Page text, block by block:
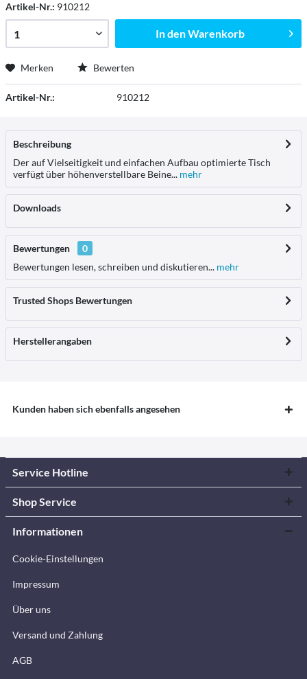
Artikel-Nr.: 910212
In denWarenkorb
Merken Bewerten
Artikel-Nr.: 910212
Beschreibung
Der auf Vielseitigkeit und einfachen Aufbau optimierte Tisch
verfügt über höhenverstellbare Beine... mehr
Downloads
Bewertungen
0
Bewertungen lesen, schreiben und diskutieren... mehr
Trusted Shops Bewertungen
Herstellerangaben
Kunden haben sich ebenfalls angesehen
Service Hotline
Shop Service
Informationen
Cookie-Einstellungen
Impressum
Über uns
Versand und Zahlung
AGB